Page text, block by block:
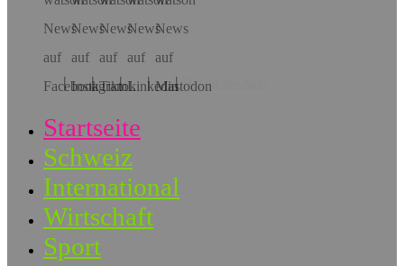
Hol dir die App!
Startseite
Schweiz
International
Wirtschaft
Sport